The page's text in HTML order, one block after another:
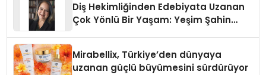
Diş Hekimliğinden Edebiyata Uzanan
Çok Yönlü Bir Yaşam: Yeşim Şahin
Mirabellix, Türkiye’den dünyaya
uzanan güçlü büyümesini sürdürüyor